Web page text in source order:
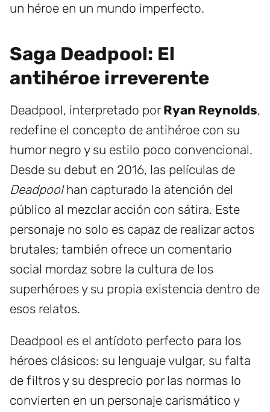
un héroe en un mundo imperfecto.
Saga Deadpool: El
antihéroe irreverente
Deadpool, interpretado por Ryan Reynolds,
redefine el concepto de antihéroe con su
humor negro y su estilo poco convencional.
Desde su debut en 2016, las películas de
Deadpoolhan capturado la atención del
público al mezclar acción con sátira. Este
personaje no solo es capaz de realizar actos
brutales; también ofrece un comentario
social mordaz sobre la cultura de los
superhéroes y su propia existencia dentro de
esos relatos.
Deadpool es el antídoto perfecto para los
héroes clásicos: su lenguaje vulgar, su falta
de filtros y su desprecio por las normas lo
convierten en un personaje carismático y